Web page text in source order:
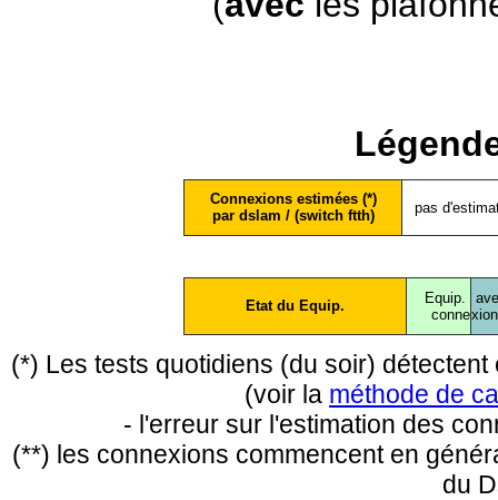
Connexions estimées (*)
par dslam / (switch ftth)
pas
Etat du Equip.
Equip.
conne
(*) Les tests quotidiens (du soir)
(voir la méthode de
- l'erreur sur l'estimation des
(**) les connexions commencent en
du